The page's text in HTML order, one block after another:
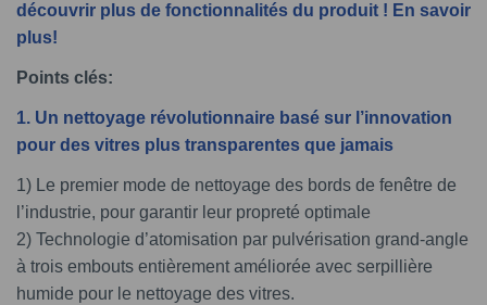
découvrir plus de fonctionnalités du produit ! En savoir
plus!
Points clés:
1. Un nettoyage révolutionnaire basé sur l’innovation
pour des vitres plus transparentes que jamais
1) Le premier mode de nettoyage des bords de fenêtre de
l’industrie, pour garantir leur propreté optimale
2) Technologie d’atomisation par pulvérisation grand-angle
à trois embouts entièrement améliorée avec serpillière
humide pour le nettoyage des vitres.